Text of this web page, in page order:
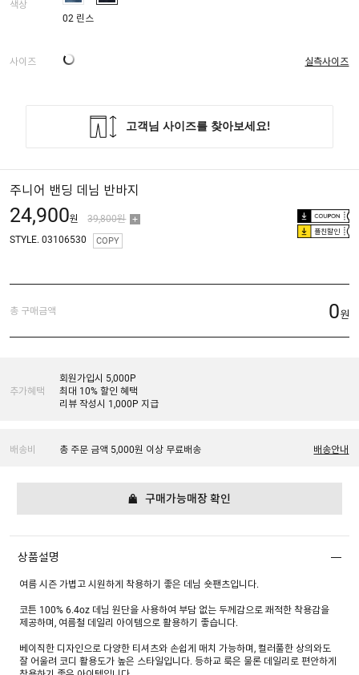
색상
02 린스
사이즈 실측사이즈
주니어 밴딩 데님 반바지
24,900원 39,800원
플친할인
STYLE. 03106530 COPY
총 구매금액 0원
추가혜택
회원가입시 5,000P
최대 10% 할인 혜택
리뷰 작성시 1,000P 지급
배송비 총 주문 금액 5,000원 이상 무료배송 배송안내
구매가능매장 확인
상품설명
여름 시즌 가볍고 시원하게 착용하기 좋은 데님 숏팬츠입니다.
코튼 100% 6.4oz 데님 원단을 사용하여 부담 없는 두께감으로 쾌적한 착용감을
제공하며, 여름철 데일리 아이템으로 활용하기 좋습니다.
베이직한 디자인으로 다양한 티셔츠와 손쉽게 매치 가능하며, 컬러풀한 상의와도
잘 어울려 코디 활용도가 높은 스타일입니다. 등하교 룩은 물론 데일리로 편안하게